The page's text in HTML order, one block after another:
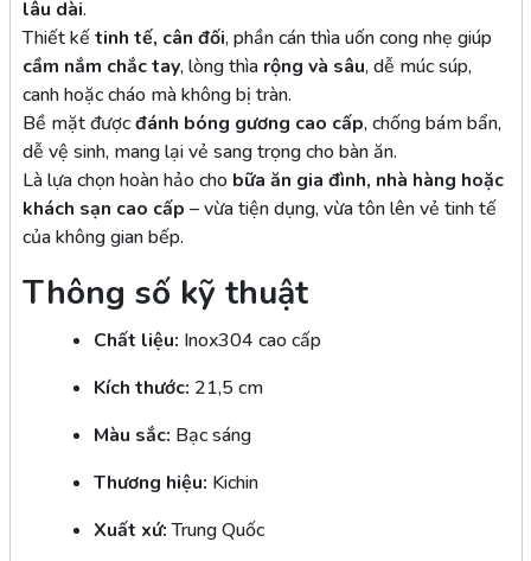
lâu dài.
Thiết kếtinh tế, cân đối, phần cán thìa uốn cong nhẹ giúp
cầm nắm chắc tay, lòng thìa rộng và sâu, dễ múc súp,
canh hoặc cháo mà không bị tràn.
Bề mặt đượcđánh bóng gương cao cấp, chống bám bẩn,
dễ vệ sinh, mang lại vẻ sang trọng cho bàn ăn.
Là lựa chọn hoàn hảo cho bữa ăn gia đình, nhà hàng hoặc
khách sạn cao cấp – vừa tiện dụng, vừa tôn lên vẻ tinh tế
của không gian bếp.
Thông số kỹ thuật
Chất liệu: Inox304 cao cấp
Kích thước: 21,5 cm
Màu sắc: Bạc sáng
Thương hiệu: Kichin
Xuất xứ:Trung Quốc